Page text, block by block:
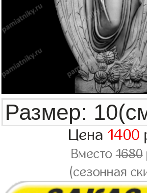
Цена 1400
Вместо1680
(сезонная